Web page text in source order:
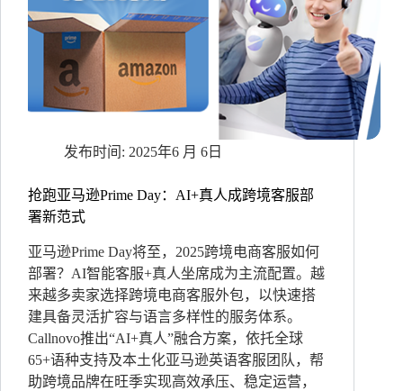
澳
洲
移
民
留
学
狂
3
倍
生
2025年6 月 6日
抢跑亚马逊Prime Day：AI+真人成跨境客服部
署新范式
亚马逊Prime Day将至，2025跨境电商客服如何
部署？AI智能客服+真人坐席成为主流配置。越
来越多卖家选择跨境电商客服外包，以快速搭
建具备灵活扩容与语言多样性的服务体系。
Callnovo推出“AI+真人”融合方案，依托全球
65+语种支持及本土化亚马逊英语客服团队，帮
助跨境品牌在旺季实现高效承压、稳定运营，